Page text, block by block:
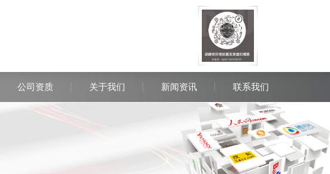
13785413993 13699486111
公司资质 关于我们 新闻资讯 联系我们